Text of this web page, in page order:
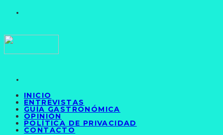
INICIO
ENTREVISTAS
GUÍA GASTRONÓMICA
OPINIÓN
POLÍTICA DE PRIVACIDAD
CONTACTO